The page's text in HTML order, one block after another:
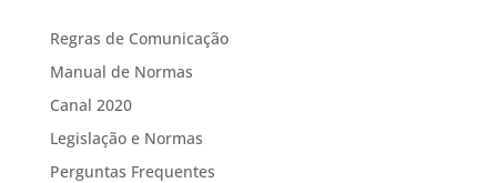
Regras de Comunicação
Manual de Normas
Canal 2020
Legislação e Normas
Perguntas Frequentes